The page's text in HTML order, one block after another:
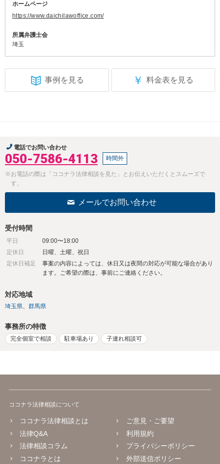
ホームページ
https://www.daichilawoffice.com/
所属弁護士会
埼玉
事例を見る ￥ 料金表を見る
電話でお問い合わせ
050-7586-4113 時間外
※お電話の際は「ココナラ法律相談を見た」とお伝えいただくとスムーズで
す。
メールでお問い合わせ
受付時間
平日
09:00〜18:00
定休日
日曜、土曜、祝日
定休日補足
事案の内容によっては、休日又は夜間の対応が可能な場合があり
ます。ご希望の際は、事前にご連絡ください。
対応地域
埼玉県 群馬県
事務所の特徴
完全個室で相談 駐車場あり 子連れ相談可
ココナラ法律相談について
ココナラ法律相談とは
法律Q&A
法律相談コラム
ココナラとは
ご意見・ご要望
利用規約
プライバシーポリシー
外部送信ポリシー